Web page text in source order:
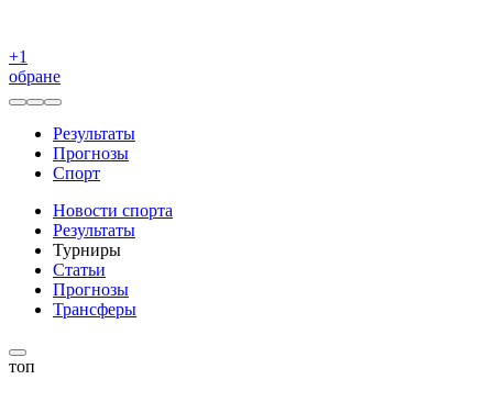
+1
обране
Результаты
Прогнозы
Спорт
Новости спорта
Результаты
Турниры
Статьи
Прогнозы
Трансферы
топ